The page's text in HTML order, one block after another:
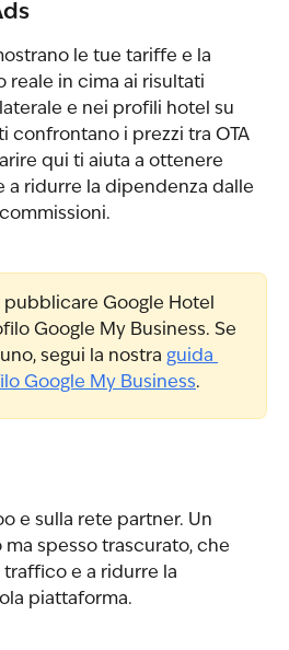
le tue tariffe e la
in cima ai risultati
e nei profili hotel su
confrontano i prezzi tra OTA
qui ti aiuta a ottenere
a ridurre la dipendenza dalle
pubblicare Google Hotel
Google My Business. Se
segui la nostra guida
Google My Business.
e sulla rete partner. Un
spesso trascurato, che
e a ridurre la
piattaforma.